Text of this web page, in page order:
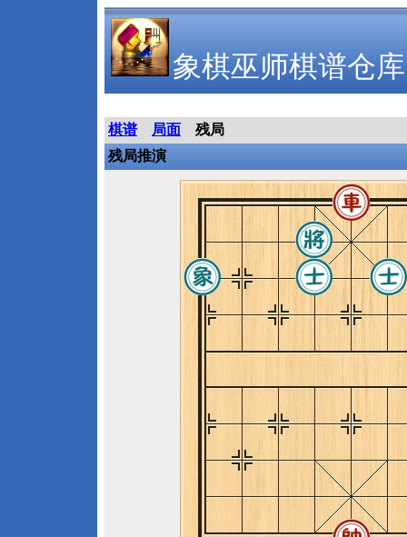
象棋巫师棋谱仓库
棋谱 局面
残局
残局推演